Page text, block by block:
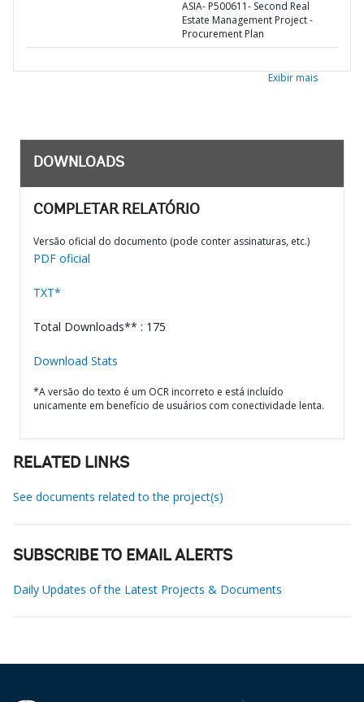
ASIA- P500611- Second Real
Estate Management Project -
Procurement Plan
Exibir mais
DOWNLOADS
COMPLETAR RELATÓRIO
Versão oficial do documento (pode conter assinaturas, etc.)
PDF oficial
TXT*
Total Downloads** : 175
Download Stats
*A versão do texto é um OCR incorreto e está incluído
unicamente em benefício de usuários com conectividade lenta.
RELATED LINKS
See documents related to the project(s)
SUBSCRIBE TO EMAIL ALERTS
Daily Updates of the Latest Projects & Documents